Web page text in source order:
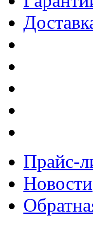
Прайс-
Новости